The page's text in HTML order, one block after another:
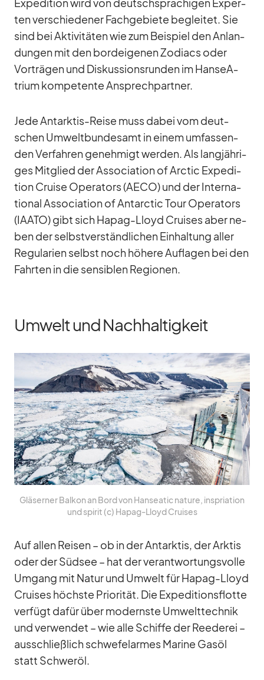
Ex­pe­di­tion wird von deutsch­spra­chi­gen Ex­per­
ten ver­schie­de­ner Fach­ge­biete be­glei­tet. Sie
sind bei Ak­ti­vi­tä­ten wie zum Bei­spiel den An­lan­
dun­gen mit den bord­ei­ge­nen Zo­diacs oder
Vor­trä­gen und Dis­kus­si­ons­run­den im Han­seA­
trium kom­pe­tente An­sprech­part­ner.
Jede Ant­ark­tis-Reise muss da­bei vom deut­
schen Um­welt­bun­des­amt in ei­nem um­fas­sen­
den Ver­fah­ren ge­neh­migt wer­den. Als lang­jäh­ri­
ges Mit­glied der As­so­cia­tion of Arc­tic Ex­pe­di­
tion Cruise Ope­ra­tors (AECO) und der In­ter­na­
tio­nal As­so­cia­tion of Ant­ar­c­tic Tour Ope­ra­tors
(IAATO) gibt sich Ha­pag-Lloyd Crui­ses aber ne­
ben der selbst­ver­ständ­li­chen Ein­hal­tung al­ler
Re­gu­la­rien selbst noch hö­here Auf­la­gen bei den
Fahr­ten in die sen­si­blen Re­gio­nen.
Umwelt und Nachhaltigkeit
Glä­ser­ner Bal­kon an Bord von Han­sea­tic na­ture, in­spria­tion
und spi­rit (c) Ha­pag-Lloyd Crui­ses
Auf al­len Rei­sen – ob in der Ant­ark­tis, der Ark­tis
oder der Süd­see – hat der ver­ant­wor­tungs­volle
Um­gang mit Na­tur und Um­welt für Ha­pag-Lloyd
Crui­ses höchste Prio­ri­tät. Die Ex­pe­di­ti­ons­flotte
ver­fügt da­für über mo­dernste Um­welt­tech­nik
und ver­wen­det – wie alle Schiffe der Ree­de­rei –
aus­schließ­lich schwe­fel­ar­mes Ma­rine Gasöl
statt Schweröl.